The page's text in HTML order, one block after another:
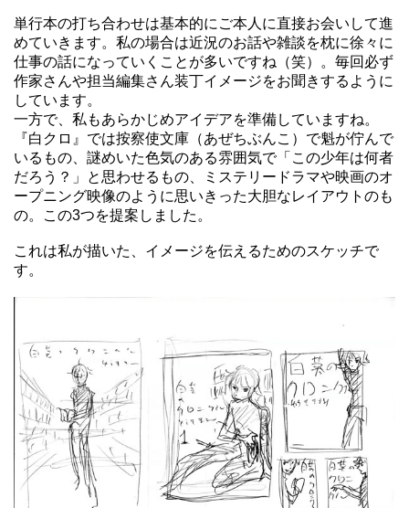
単行本の打ち合わせは基本的にご本人に直接お会いして進
めていきます。私の場合は近況のお話や雑談を枕に徐々に
仕事の話になっていくことが多いですね（笑）。毎回必ず
作家さんや担当編集さん装丁イメージをお聞きするように
しています。
一方で、私もあらかじめアイデアを準備していますね。
『白クロ』では按察使文庫（あぜちぶんこ）で魁が佇んで
いるもの、謎めいた色気のある雰囲気で「この少年は何者
だろう？」と思わせるもの、ミステリードラマや映画のオ
ープニング映像のように思いきった大胆なレイアウトのも
の。この3つを提案しました。
これは私が描いた、イメージを伝えるためのスケッチで
す。